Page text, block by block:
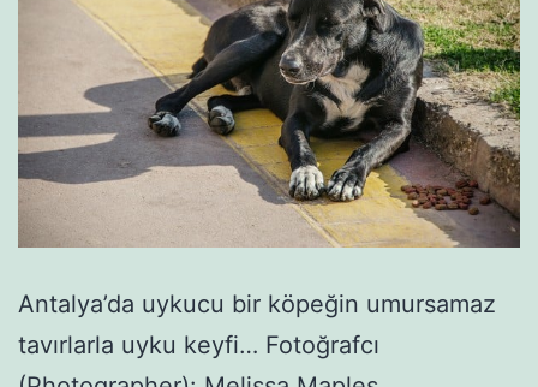
Antalya’da uykucu bir köpeğin umursamaz
tavırlarla uyku keyfi… Fotoğrafcı